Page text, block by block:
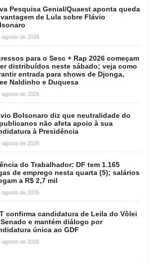
Pesquisa Genial/Quaest aponta queda
de Lula sobre Flávio
agosto de 2026
para o Sesc + Rap 2026 começam
distribuídos neste sábado; veja como
entrada para shows de Djonga,
Naldinho e Duquesa
agosto de 2026
Bolsonaro diz que neutralidade do
não afeta apoio à sua
à Presidência
agosto de 2026
do Trabalhador: DF tem 1.165
de emprego nesta quarta (5); salários
a R$ 2,7 mil
agosto de 2026
confirma candidatura de Leila do Vôlei
e mantém diálogo por
única ao GDF
agosto de 2026